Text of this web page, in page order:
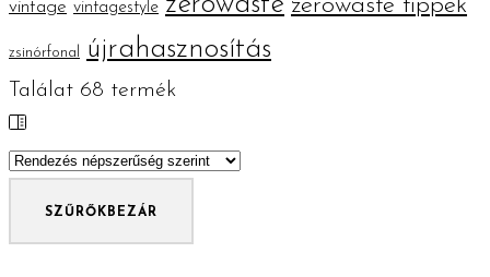
vintage vintagestyle zerowaste tippek
zsinórfonal újrahasznosítás
Találat 68 termék
SZŰRŐKBEZÁR